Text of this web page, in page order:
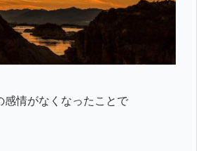
感情がなくなったことで